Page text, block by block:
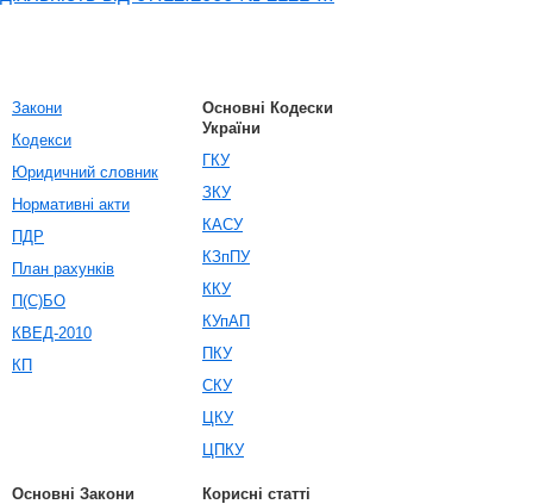
Закони
Кодекси
Юридичний словник
Нормативні акти
ПДР
План рахунків
П(С)БО
КВЕД-2010
КП
Основні Кодески
України
ГКУ
ЗКУ
КАСУ
КЗпПУ
ККУ
КУпАП
ПКУ
СКУ
ЦКУ
ЦПКУ
Основні Закони
Корисні статті